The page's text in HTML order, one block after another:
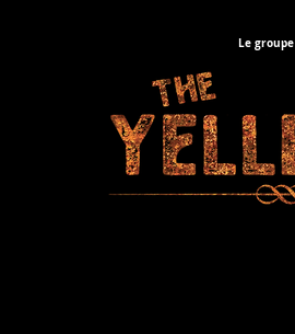
Le groupe